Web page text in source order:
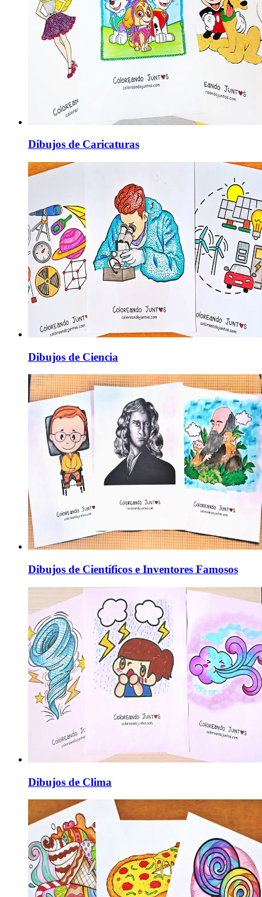
Dibujos de Caricaturas
Dibujos de Ciencia
Dibujos de Científicos e Inventores Famosos
Dibujos de Clima